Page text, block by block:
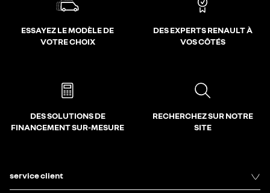
ESSAYEZ LE MODÈLE DE
VOTRE CHOIX
DES EXPERTS RENAULT À
VOS CÔTÉS
DES SOLUTIONS DE
FINANCEMENT SUR-MESURE
RECHERCHEZ SUR NOTRE
SITE
service client